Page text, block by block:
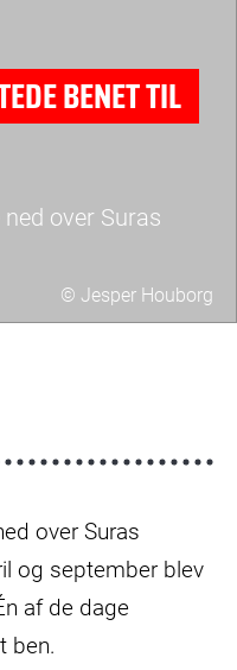
© Jesper Houborg
BENET TIL
over Suras
over Suras
og september blev
af de dage
ben.